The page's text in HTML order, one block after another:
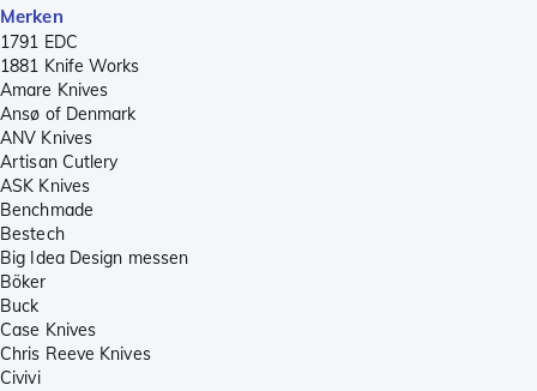
Merken
1791 EDC
1881 Knife Works
Amare Knives
Ansø of Denmark
ANV Knives
Artisan Cutlery
ASK Knives
Benchmade
Bestech
Big Idea Design messen
Böker
Buck
Case Knives
Chris Reeve Knives
Civivi